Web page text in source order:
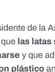
de la
las
y que
plástico